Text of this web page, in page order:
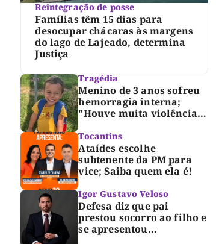
Reintegração de posse
Famílias têm 15 dias para
desocupar chácaras às margens
do lago de Lajeado, determina
Justiça
Tragédia
Menino de 3 anos sofreu
hemorragia interna;
"Houve muita violência",
Tocantins
Ataídes escolhe
subtenente da PM para
vice; Saiba quem ela é!
Igor Gustavo Veloso
Defesa diz que pai
prestou socorro ao filho e
se apresentou